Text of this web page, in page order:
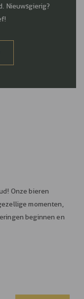
Nieuwsgierig?
Onze bieren
momenten,
beginnen en